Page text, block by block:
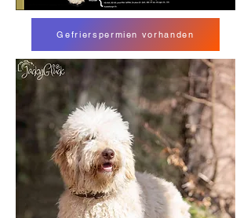
Gefrierspermien vorhanden